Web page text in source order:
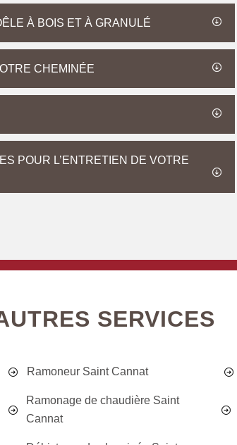
À BOIS ET À GRANULÉ
CHEMINÉE
POUR L’ENTRETIEN DE VOTRE
SERVICES
Ramoneur Saint Cannat
Ramonage de chaudière Saint
Cannat